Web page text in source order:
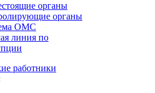
органы
органы
ОМС
линия по
работники